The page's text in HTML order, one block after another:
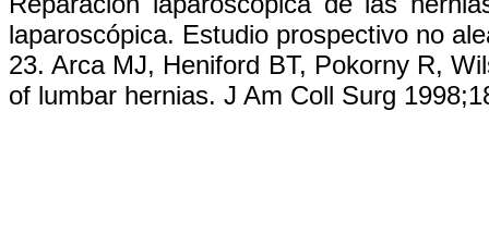
laparoscópica. Estudio prospectivo no
23. Arca MJ, Heniford BT, Pokorny R,
of lumbar hernias. J Am Coll Surg